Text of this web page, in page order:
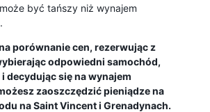
być tańszy niż wynajem
porównanie cen, rezerwując z
odpowiedni samochód,
decydując się na wynajem
zaoszczędzić pieniądze na
na Saint Vincent i Grenadynach.